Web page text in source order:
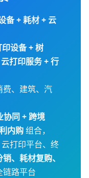
备 + 耗材 + 云
设备 + 树
打印服务 + 行
费、建筑、汽
协同 + 跨境
内购组合，
打印平台、终
、耗材复购、
链路平台